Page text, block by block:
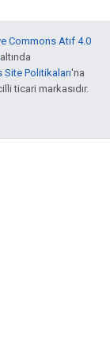
Commons Atıf 4.0
altında
Politikaları'na
ticari markasıdır.